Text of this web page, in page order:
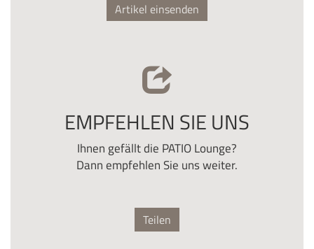
Artikel einsenden
EMPFEHLEN SIE UNS
Ihnen gefällt die PATIO Lounge?
Dann empfehlen Sie uns weiter.
Teilen